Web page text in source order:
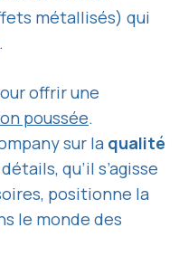
métallisés) qui
offrir une
poussée.
sur la qualité
qu’il s’agisse
positionne la
le monde des